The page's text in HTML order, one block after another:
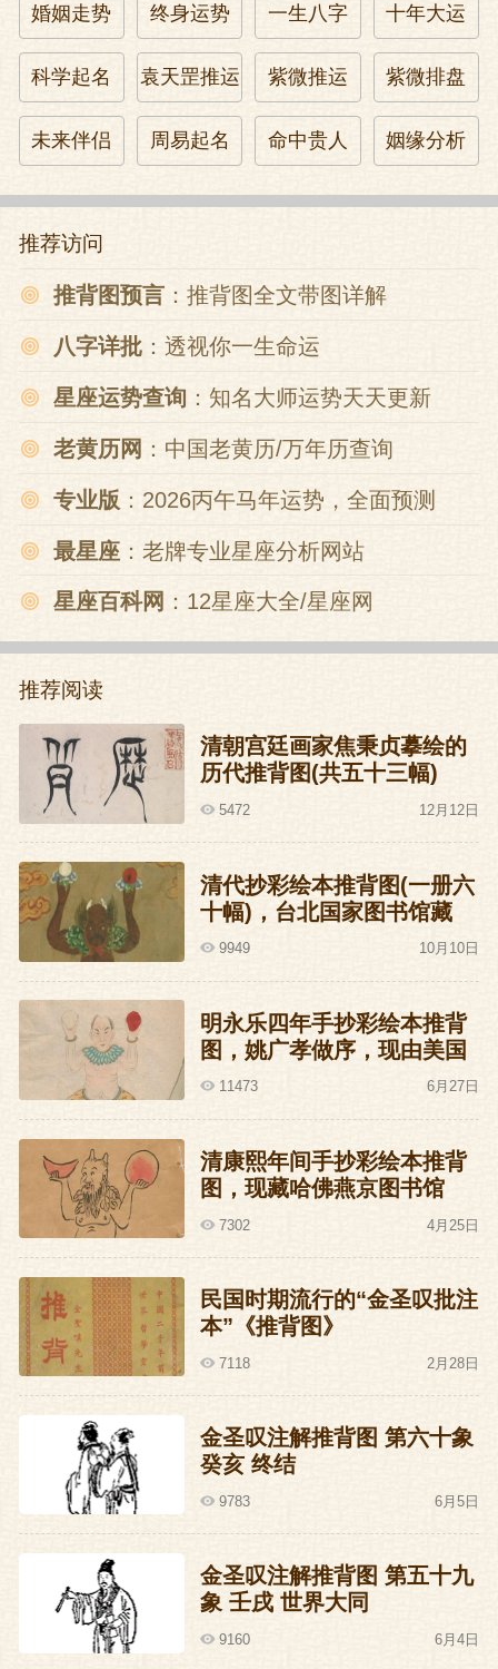
婚姻走势 终身运势 一生八字 十年大运
科学起名 袁天罡推运 紫微推运 紫微排盘
未来伴侣 周易起名 命中贵人 姻缘分析
推荐访问
推背图预言 ：推背图全文带图详解
八字详批 ：透视你一生命运
星座运势查询 ：知名大师运势天天更新
老黄历网 ：中国老黄历/万年历查询
专业版 ：2026丙午马年运势，全面预测
最星座 ：老牌专业星座分析网站
星座百科网 ：12星座大全/星座网
推荐阅读
清朝宫廷画家焦秉贞摹绘的
历代推背图(共五十三幅)
5472 12月12日
清代抄彩绘本推背图(一册六
十幅)，台北国家图书馆藏
9949 10月10日
明永乐四年手抄彩绘本推背
图，姚广孝做序，现由美国
洛杉矶J.G.Stanoff收藏
11473 6月27日
清康熙年间手抄彩绘本推背
图，现藏哈佛燕京图书馆
7302 4月25日
民国时期流行的“金圣叹批注
本”《推背图》
7118 2月28日
金圣叹注解推背图 第六十象
癸亥 终结
9783 6月5日
金圣叹注解推背图 第五十九
象 壬戌 世界大同
9160 6月4日